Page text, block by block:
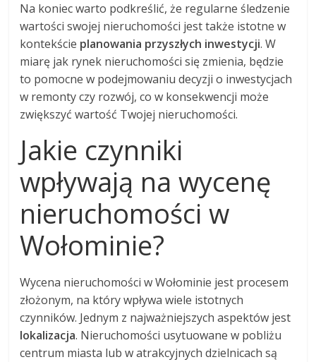
Na koniec warto podkreślić, że regularne śledzenie
wartości swojej nieruchomości jest także istotne w
kontekście planowania przyszłych inwestycji. W
miarę jak rynek nieruchomości się zmienia, będzie
to pomocne w podejmowaniu decyzji o inwestycjach
w remonty czy rozwój, co w konsekwencji może
zwiększyć wartość Twojej nieruchomości.
Jakie czynniki
wpływają na wycenę
nieruchomości w
Wołominie?
Wycena nieruchomości w Wołominie jest procesem
złożonym, na który wpływa wiele istotnych
czynników. Jednym z najważniejszych aspektów jest
lokalizacja. Nieruchomości usytuowane w pobliżu
centrum miasta lub w atrakcyjnych dzielnicach są